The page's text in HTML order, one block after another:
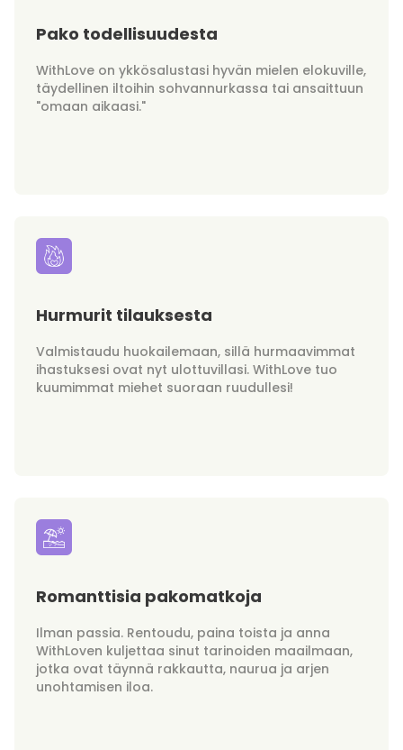
Pako todellisuudesta
WithLove on ykkösalustasi hyvän mielen elokuville,
täydellinen iltoihin sohvannurkassa tai ansaittuun
"omaan aikaasi."
Hurmurit tilauksesta
Valmistaudu huokailemaan, sillä hurmaavimmat
ihastuksesi ovat nyt ulottuvillasi. WithLove tuo
kuumimmat miehet suoraan ruudullesi!
Romanttisia pakomatkoja
Ilman passia. Rentoudu, paina toista ja anna
WithLoven kuljettaa sinut tarinoiden maailmaan,
jotka ovat täynnä rakkautta, naurua ja arjen
unohtamisen iloa.